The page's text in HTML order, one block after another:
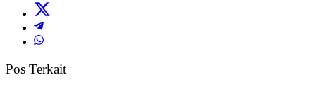
Pos Terkait